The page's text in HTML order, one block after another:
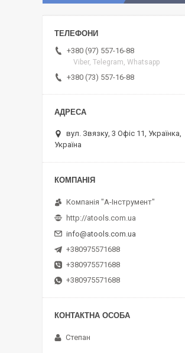
+380 (97) 557-16-88
Viber, Telegram, Whatsapp
+380 (73) 557-16-88
вул. Звязку, 3 Офіс 11, Українка,
Україна
Компанія "А-Інструмент"
http://atools.com.ua
info@atools.com.ua
+380975571688
+380975571688
+380975571688
Степан